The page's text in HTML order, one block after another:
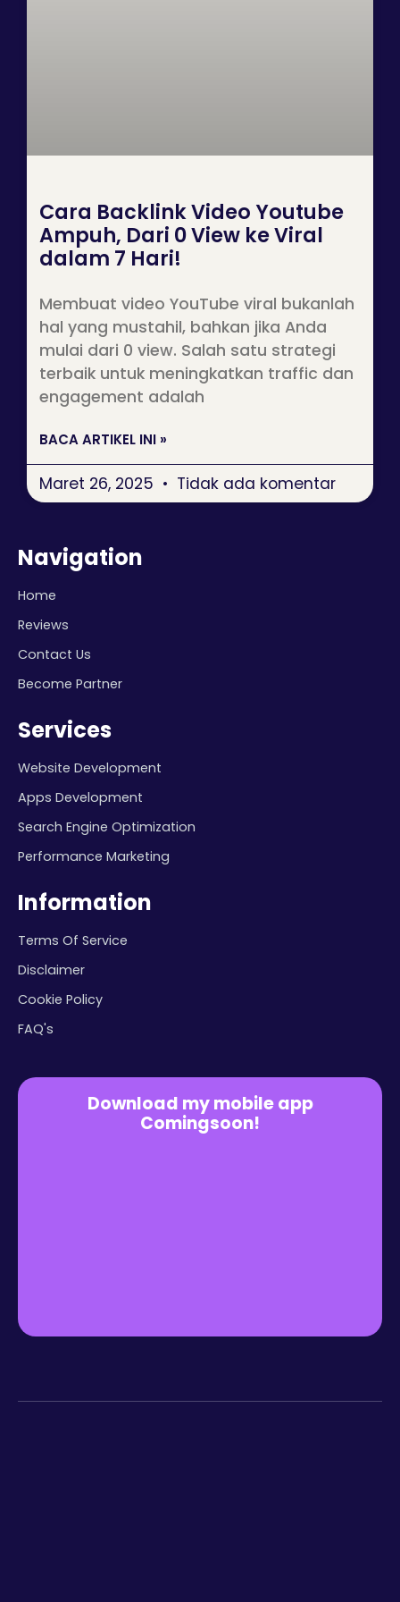
Cara Backlink Video Youtube
Ampuh, Dari 0 View ke Viral
dalam 7 Hari!
Membuat video YouTube viral bukanlah
hal yang mustahil, bahkan jika Anda
mulai dari 0 view. Salah satu strategi
terbaik untuk meningkatkan traffic dan
engagement adalah
BACA ARTIKEL INI »
Maret 26, 2025 Tidak ada komentar
Navigation
Home
Reviews
Contact Us
Become Partner
Services
Website Development
Apps Development
Search Engine Optimization
Performance Marketing
Information
Terms Of Service
Disclaimer
Cookie Policy
FAQ's
Download my mobile app
Comingsoon!